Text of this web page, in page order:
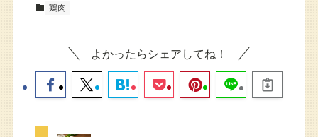
鶏肉
よかったらシェアしてね！